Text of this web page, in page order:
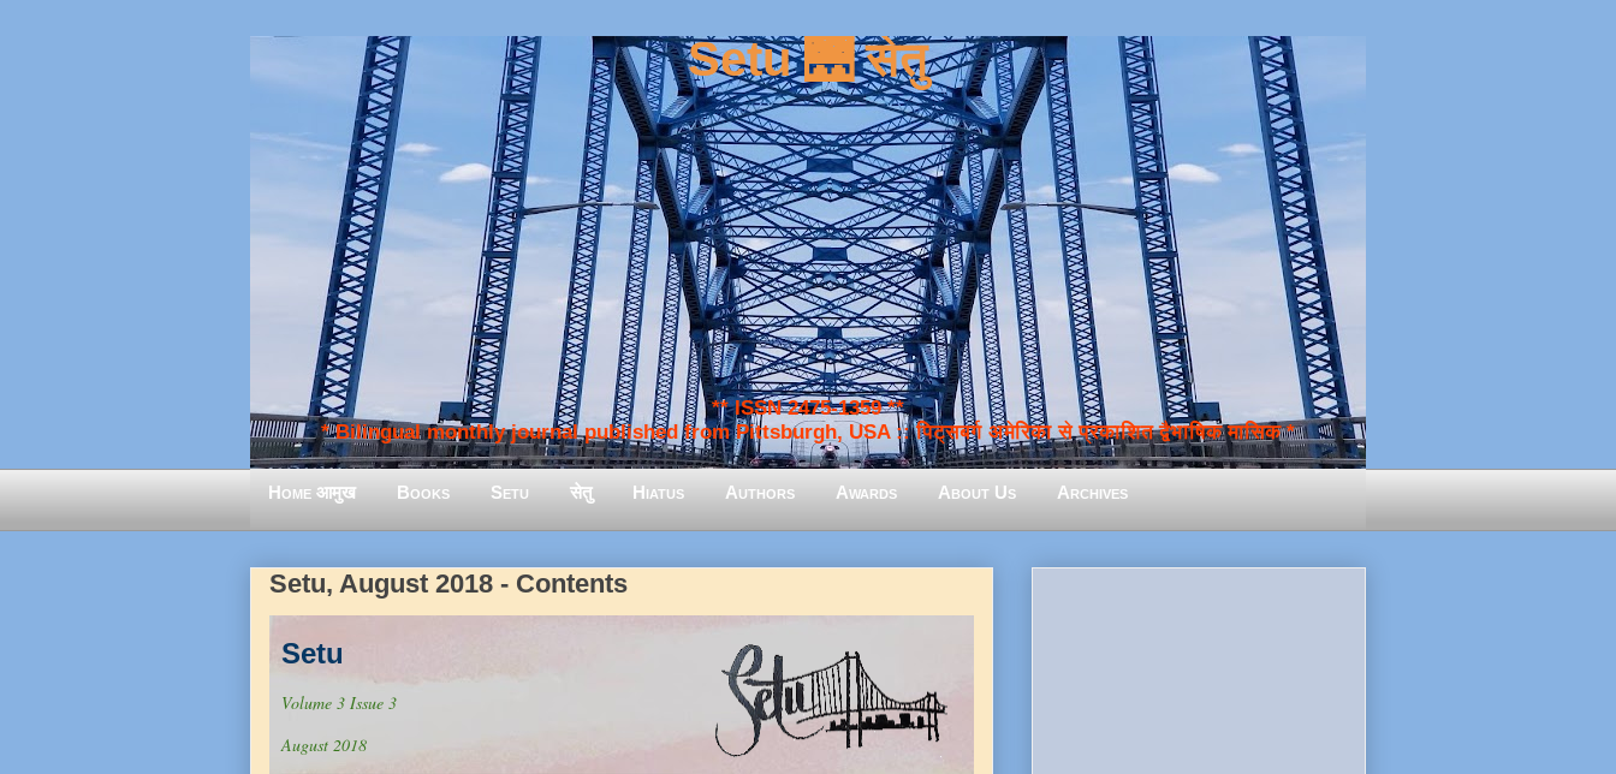
Setu 🌉 सेतु
** ISSN 2475-1359 **
* Bilingual monthly journal published from Pittsburgh, USA :: पिट्सबर्ग अमेरिका से प्रकाशित द्वैभाषिक मासिक *
Home आमुख Books Setu सेतु Hiatus Authors Awards About Us Archives
Setu, August 2018 - Contents
Setu
Volume 3 Issue 3
August 2018